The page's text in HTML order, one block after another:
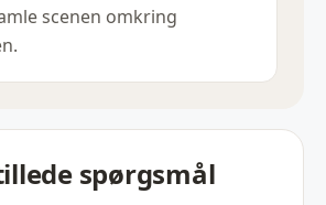
scenen omkring
spørgsmål